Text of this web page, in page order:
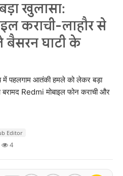
खुलासा:
कराची-लाहौर से
बैसरन घाटी के
में पहलगाम आतंकी हमले को लेकर बड़ा
Redmi मोबाइल फोन कराची और
Public Figure • 11 Jun,
Editor
4